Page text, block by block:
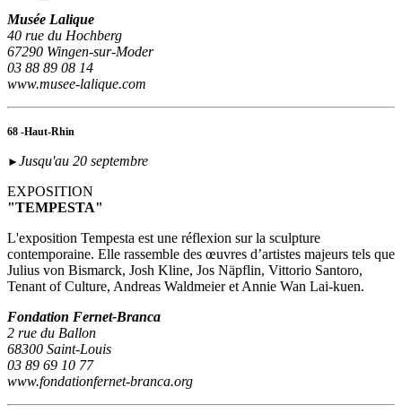
Musée Lalique
40 rue du Hochberg
67290 Wingen-sur-Moder
03 88 89 08 14
www.musee-lalique.com
68 -Haut-Rhin
► Jusqu'au 20 septembre
EXPOSITION
"TEMPESTA"
L'exposition Tempesta est une réflexion sur la sculpture
contemporaine. Elle rassemble des œuvres d’artistes majeurs tels que
Julius von Bismarck, Josh Kline, Jos Näpflin, Vittorio Santoro,
Tenant of Culture, Andreas Waldmeier et Annie Wan Lai-kuen.
Fondation Fernet-Branca
2 rue du Ballon
68300 Saint-Louis
03 89 69 10 77
www.fondationfernet-branca.org